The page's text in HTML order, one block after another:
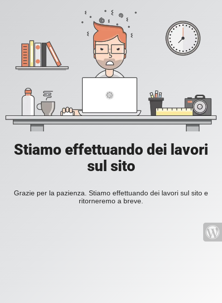
Stiamo effettuando dei lavori
sul sito
Grazie per la pazienza. Stiamo effettuando dei lavori sul sito e
ritorneremo a breve.